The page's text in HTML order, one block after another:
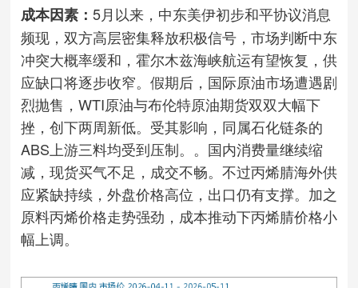
成本因素： 5月以来，中东美伊初步和平协议消息
频现，双方高层密集释放积极信号，市场判断中东
冲突大概率缓和，霍尔木兹海峡航运有望恢复，供
应缺口将逐步收窄。假期后，国际原油市场遭遇剧
烈抛售，WTI原油与布伦特原油期货双双大幅下
挫，创下两周新低。受其影响，同属石化链条的
ABS上游三料均受到压制。。国内消费量继续缩
减，现货买气不足，成交不畅。不过丙烯腈海外供
应紧缺持续，外盘价格高位，出口仍有支撑。加之
原料丙烯价格走势强劲，成本推动下丙烯腈价格小
幅上调。